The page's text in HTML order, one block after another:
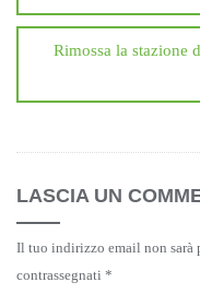
Rimossa la stazione
LASCIA UN
Il tuo indirizzo email non sarà
contrassegnati *